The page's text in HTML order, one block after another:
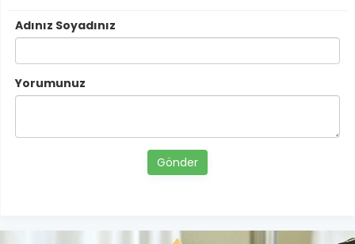
Adınız Soyadınız
Yorumunuz
Gönder